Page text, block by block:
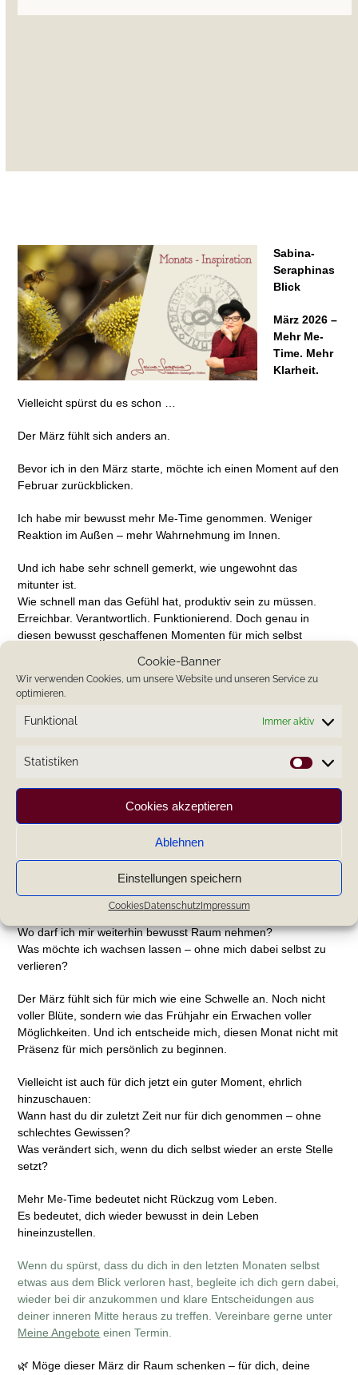
Cookie-Banner
Wir verwenden Cookies, um unsere Website und unseren Service zu
optimieren.
Funktional Immer aktiv
Statistiken
Cookies akzeptieren
Ablehnen
Einstellungen speichern
CookiesDatenschutzImpressum
Sabina-
Seraphinas
Blick
März 2026 –
Mehr Me-
Time. Mehr
Klarheit.
Vielleicht spürst du es schon …
Der März fühlt sich anders an.
Bevor ich in den März starte, möchte ich einen Moment auf den
Februar zurückblicken.
Ich habe mir bewusst mehr Me-Time genommen. Weniger
Reaktion im Außen – mehr Wahrnehmung im Innen.
Und ich habe sehr schnell gemerkt, wie ungewohnt das
mitunter ist.
Wie schnell man das Gefühl hat, produktiv sein zu müssen.
Erreichbar. Verantwortlich. Funktionierend. Doch genau in
diesen bewusst geschaffenen Momenten für mich selbst
Mir wurde bewusst, dass Me-Time kein Luxus ist.
Sie ist Voraussetzung. Für gesunde Entscheidungen. Für
innere Stabilität. Für echte Ausrichtung.
Ich frage mich:
Wo darf ich mir weiterhin bewusst Raum nehmen?
Was möchte ich wachsen lassen – ohne mich dabei selbst zu
verlieren?
Der März fühlt sich für mich wie eine Schwelle an. Noch nicht
voller Blüte, sondern wie das Frühjahr ein Erwachen voller
Möglichkeiten. Und ich entscheide mich, diesen Monat nicht mit
Präsenz für mich persönlich zu beginnen.
Vielleicht ist auch für dich jetzt ein guter Moment, ehrlich
hinzuschauen:
Wann hast du dir zuletzt Zeit nur für dich genommen – ohne
schlechtes Gewissen?
Was verändert sich, wenn du dich selbst wieder an erste Stelle
setzt?
Mehr Me-Time bedeutet nicht Rückzug vom Leben.
Es bedeutet, dich wieder bewusst in dein Leben
hineinzustellen.
Wenn du spürst, dass du dich in den letzten Monaten selbst
etwas aus dem Blick verloren hast, begleite ich dich gern dabei,
wieder bei dir anzukommen und klare Entscheidungen aus
deiner inneren Mitte heraus zu treffen. Vereinbare gerne unter
Meine Angebote einen Termin.
🌿 Möge dieser März dir Raum schenken – für dich, deine